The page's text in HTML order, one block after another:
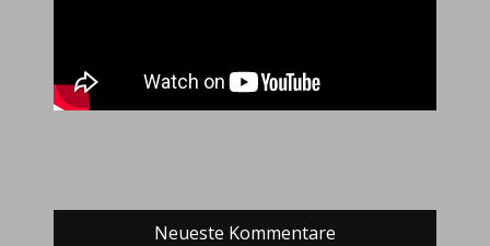
Neueste Kommentare